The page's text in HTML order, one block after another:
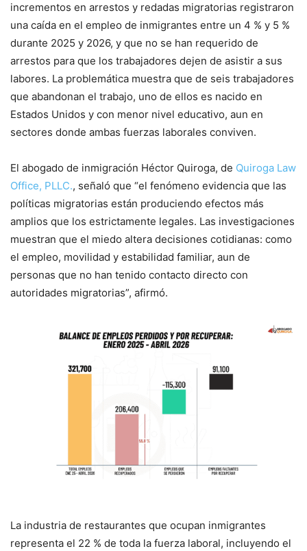
incrementos en arrestos y redadas migratorias registraron
una caída en el empleo de inmigrantes entre un 4 % y 5 %
durante 2025 y 2026, y que no se han requerido de
arrestos para que los trabajadores dejen de asistir a sus
labores. La problemática muestra que de seis trabajadores
que abandonan el trabajo, uno de ellos es nacido en
Estados Unidos y con menor nivel educativo, aun en
sectores donde ambas fuerzas laborales conviven.
El abogado de inmigración Héctor Quiroga, de Quiroga Law
Office, PLLC., señaló que “el fenómeno evidencia que las
políticas migratorias están produciendo efectos más
amplios que los estrictamente legales. Las investigaciones
muestran que el miedo altera decisiones cotidianas: como
el empleo, movilidad y estabilidad familiar, aun de
personas que no han tenido contacto directo con
autoridades migratorias”, afirmó.
La industria de restaurantes que ocupan inmigrantes
representa el 22 % de toda la fuerza laboral, incluyendo el